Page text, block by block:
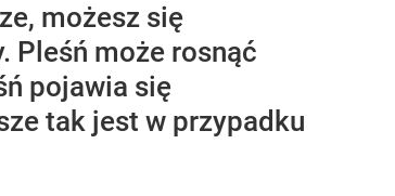
możesz się
Pleśń może rosnąć
pojawia się
tak jest w przypadku